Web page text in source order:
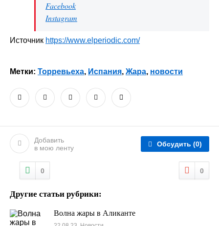
Facebook
Instagram
Источник https://www.elperiodic.com/
Метки: Торревьеха, Испания, Жара, новости
Добавить
в мою ленту
Обсудить (0)
0 0
Другие статьи рубрики:
Волна жары в Аликанте